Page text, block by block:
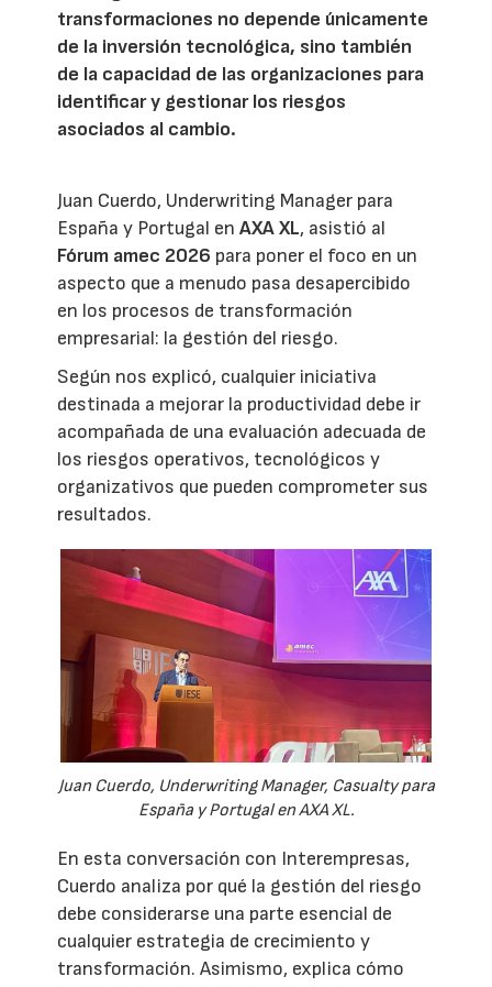
transformaciones no depende únicamente
de la inversión tecnológica, sino también
de la capacidad de las organizaciones para
identificar y gestionar los riesgos
asociados al cambio.
Juan Cuerdo, Underwriting Manager para
España y Portugal enAXA XL, asistió al
Fórum amec 2026 para poner el foco en un
aspecto que a menudo pasa desapercibido
en los procesos de transformación
empresarial: la gestión del riesgo.
Según nos explicó, cualquier iniciativa
destinada a mejorar la productividad debe ir
acompañada de una evaluación adecuada de
los riesgos operativos, tecnológicos y
organizativos que pueden comprometer sus
resultados.
Juan Cuerdo, Underwriting Manager, Casualty para
España y Portugal en AXA XL.
En esta conversación con Interempresas,
Cuerdo analiza por qué la gestión del riesgo
debe considerarse una parte esencial de
cualquier estrategia de crecimiento y
transformación. Asimismo, explica cómo